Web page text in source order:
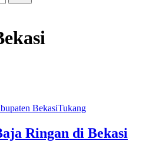
Search
BekasiTukang
Ringan di Bekasi